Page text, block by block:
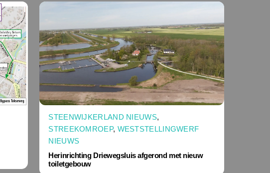
STEENWIJKERLAND NIEUWS,
STREEKOMROEP, WESTSTELLINGWERF
NIEUWS
Herinrichting Driewegsluis afgerond met nieuw
toiletgebouw